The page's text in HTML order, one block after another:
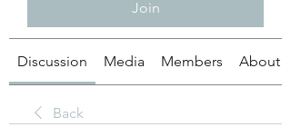
Join
Discussion Media Members About
Back